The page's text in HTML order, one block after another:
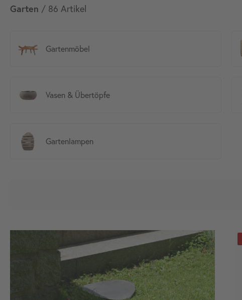
Gartenlampen
Vasen & Übertöpfe
Gartenmöbel
Garten / 86 Artikel